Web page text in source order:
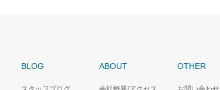
BLOG ABOUT OTHER